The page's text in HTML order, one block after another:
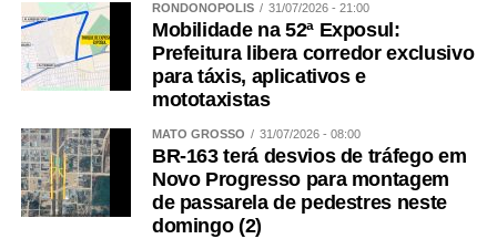
RONDONÓPOLIS 31/07/2026 - 21:00
Mobilidade na 52ª Exposul:
Prefeitura libera corredor exclusivo
para táxis, aplicativos e
mototaxistas
MATO GROSSO 31/07/2026 - 08:00
BR-163 terá desvios de tráfego em
Novo Progresso para montagem
de passarela de pedestres neste
domingo (2)